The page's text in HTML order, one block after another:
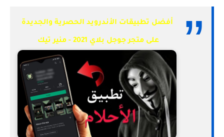
أفضل تطبيقات الأندرويد الحصرية والجديدة
على متجر جوجل بلاي 2021 - منير تيك